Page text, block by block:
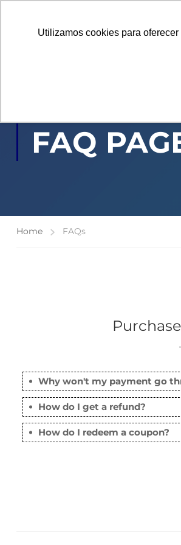
Utilizamos cookies para
FAQ
Home FAQs
Why won't my payment go
How do I get a refund?
How do I redeem a coupon?